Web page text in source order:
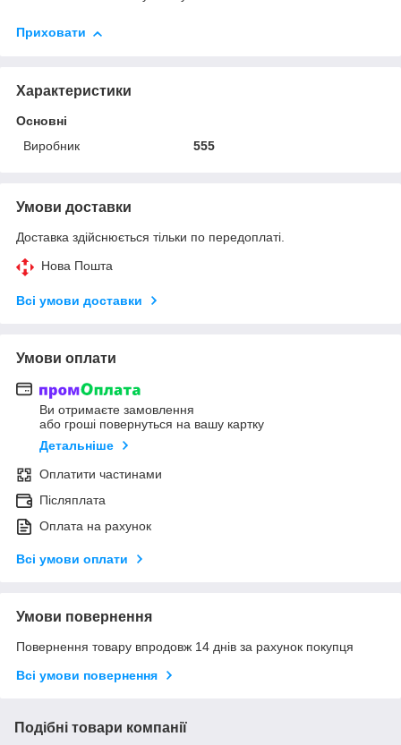
Приховати
Характеристики
Основні
Виробник
555
Умови доставки
Доставка здійснюється тільки по передоплаті.
Нова Пошта
Всі умови доставки
Умови оплати
Ви отримаєте замовлення
або гроші повернуться на вашу картку
Детальніше
Оплатити частинами
Післяплата
Оплата на рахунок
Всі умови оплати
Умови повернення
Повернення товару впродовж 14 днів за рахунок покупця
Всі умови повернення
Подібні товари компанії